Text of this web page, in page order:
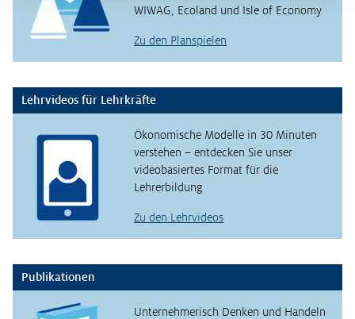
WIWAG, Ecoland und Isle of Economy
Zu den Planspielen
Lehrvideos für Lehrkräfte
Ökonomische Modelle in 30 Minuten
verstehen – entdecken Sie unser
videobasiertes Format für die
Lehrerbildung
Zu den Lehrvideos
Publikationen
Unternehmerisch Denken und Handeln